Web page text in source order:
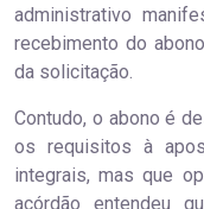
administrativo
recebimento do
da solicitação.
Contudo, o abono é
os requisitos à
integrais, mas que
acórdão entendeu